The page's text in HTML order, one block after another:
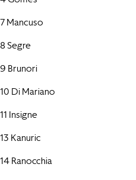
7 Mancuso
8 Segre
9 Brunori
10 Di Mariano
11 Insigne
13 Kanuric
14 Ranocchia